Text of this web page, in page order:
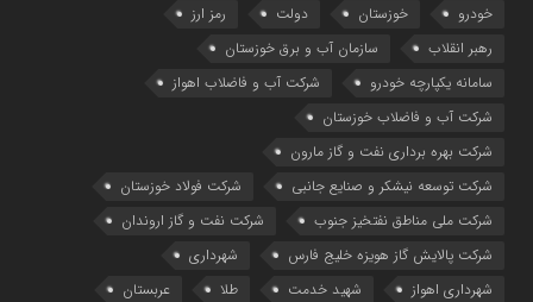
خودرو
خوزستان دولت
رمز ارز
رهبر انقلاب
سازمان آب و برق خوزستان
سامانه یکپارچه خودرو
شرکت آب و فاضلاب اهواز
شرکت آب و فاضلاب خوزستان
شرکت بهره برداری نفت و گاز مارون
شرکت توسعه نیشکر و صنایع جانبی
شرکت فولاد خوزستان
شرکت ملی مناطق نفتخیز جنوب
شرکت نفت و گاز اروندان
شرکت پالایش گاز هویزه خلیج‌ فارس
شهرداری
شهرداری اهواز
شهید خدمت طلا
عربستان